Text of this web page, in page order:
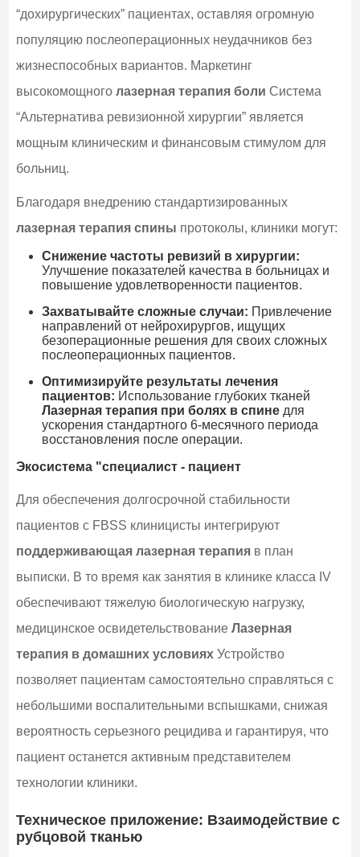
“дохирургических” пациентах, оставляя огромную
популяцию послеоперационных неудачников без
жизнеспособных вариантов. Маркетинг
высокомощного лазерная терапия боли Система
“Альтернатива ревизионной хирургии” является
мощным клиническим и финансовым стимулом для
больниц.
Благодаря внедрению стандартизированных
лазерная терапия спины протоколы, клиники могут:
Снижение частоты ревизий в хирургии:
Улучшение показателей качества в больницах и
повышение удовлетворенности пациентов.
Захватывайте сложные случаи: Привлечение
направлений от нейрохирургов, ищущих
безоперационные решения для своих сложных
послеоперационных пациентов.
Оптимизируйте результаты лечения
пациентов: Использование глубоких тканей
Лазерная терапия при болях в спинедля
ускорения стандартного 6-месячного периода
восстановления после операции.
Экосистема "специалист - пациент
Для обеспечения долгосрочной стабильности
пациентов с FBSS клиницисты интегрируют
поддерживающая лазерная терапияв план
выписки. В то время как занятия в клинике класса IV
обеспечивают тяжелую биологическую нагрузку,
медицинское освидетельствование Лазерная
терапия в домашних условияхУстройство
позволяет пациентам самостоятельно справляться с
небольшими воспалительными вспышками, снижая
вероятность серьезного рецидива и гарантируя, что
пациент останется активным представителем
технологии клиники.
Техническое приложение: Взаимодействие с
рубцовой тканью